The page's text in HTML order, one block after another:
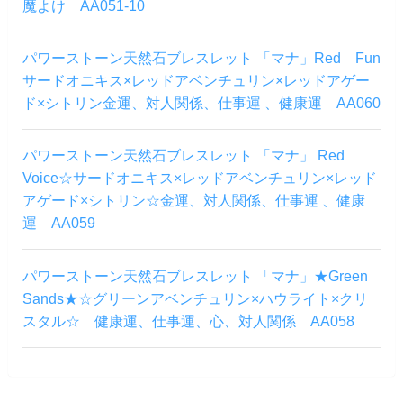
魔よけ AA051-10
パワーストーン天然石ブレスレット 「マナ」Red Fun
サードオニキス×レッドアベンチュリン×レッドアゲー
ド×シトリン金運、対人関係、仕事運 、健康運 AA060
パワーストーン天然石ブレスレット 「マナ」 Red
Voice☆サードオニキス×レッドアベンチュリン×レッド
アゲード×シトリン☆金運、対人関係、仕事運 、健康
運 AA059
パワーストーン天然石ブレスレット 「マナ」★Green
Sands★☆グリーンアベンチュリン×ハウライト×クリ
スタル☆ 健康運、仕事運、心、対人関係 AA058